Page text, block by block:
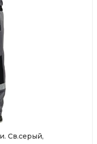
Св.серый,